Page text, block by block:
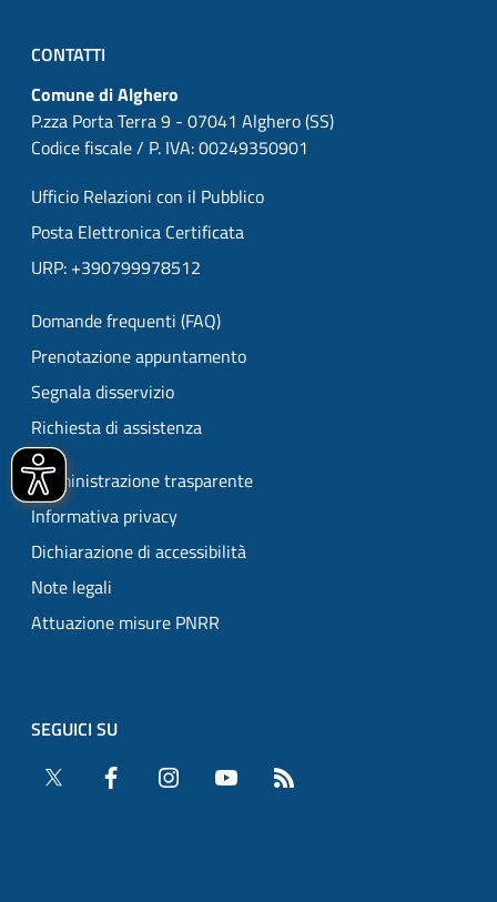
CONTATTI
Comune di Alghero
P.zza Porta Terra 9 - 07041 Alghero (SS)
Codice fiscale / P. IVA: 00249350901
Ufficio Relazioni con il Pubblico
Posta Elettronica Certificata
URP: +390799978512
Domande frequenti (FAQ)
Prenotazione appuntamento
Segnala disservizio
Richiesta di assistenza
Amministrazione trasparente
Informativa privacy
Dichiarazione di accessibilità
Note legali
Attuazione misure PNRR
SEGUICI SU
Twitter
Facebook Instagram YouTube